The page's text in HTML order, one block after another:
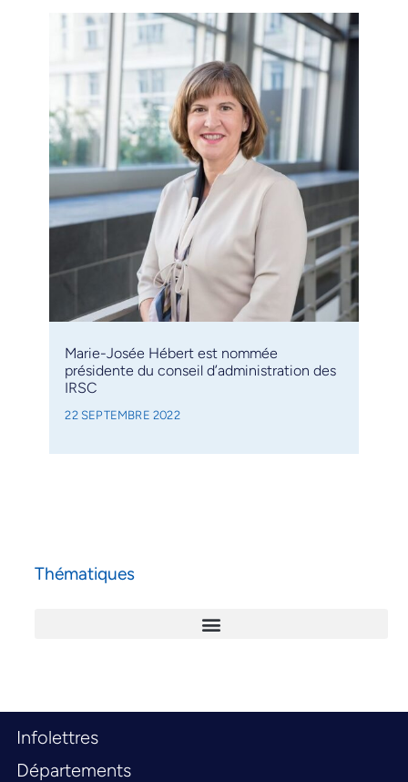
Marie-Josée Hébert est nommée
présidente du conseil d’administration des
IRSC
22 SEPTEMBRE 2022
Thématiques
Infolettres
Départements